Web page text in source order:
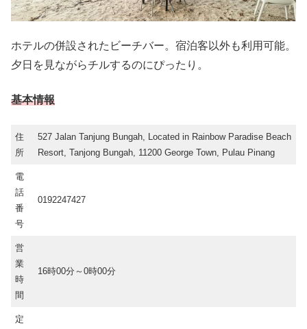
ホテルの併設されたビーチバー。宿泊客以外も利用可能。
夕日を見ながらチルするのにぴったり。
基本情報
住
所
527 Jalan Tanjung Bungah, Located in Rainbow Paradise Beach
Resort, Tanjong Bungah, 11200 George Town, Pulau Pinang
電
話
番
号
0192247427
営
業
時
間
16時00分～0時00分
定